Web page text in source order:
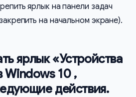
ярлык на панели задач
на начальном экране).
ярлык «Устройства
Windows 10 ,
действия.